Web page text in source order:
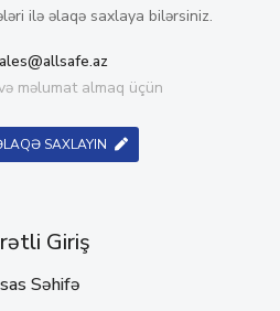
ilə əlaqə saxlaya bilərsiniz.
məlumat almaq üçün
SAXLAYIN
Giriş
Səhifə